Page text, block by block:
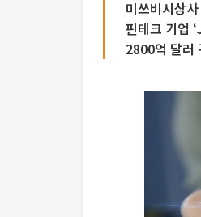
미쓰비시상
핀테크 기업
2800억 달러